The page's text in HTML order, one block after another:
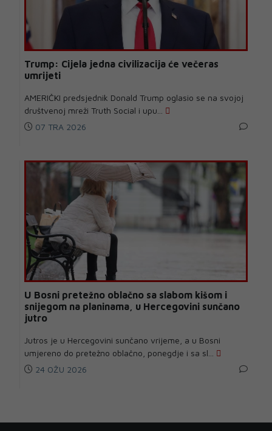
Trump: Cijela jedna civilizacija će večeras
umrijeti
AMERIČKI predsjednik Donald Trump oglasio se na svojoj
društvenoj mreži Truth Social i upu...
07 TRA 2026
U Bosni pretežno oblačno sa slabom kišom i
snijegom na planinama, u Hercegovini sunčano
jutro
Jutros je u Hercegovini sunčano vrijeme, a u Bosni
umjereno do pretežno oblačno, ponegdje i sa sl...
24 OŽU 2026